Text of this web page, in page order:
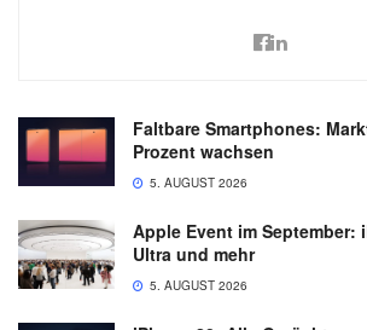
Faltbare Smartphones:
Prozent wachsen
5. AUGUST 2026
Apple Event im September:
Ultra und mehr
5. AUGUST 2026